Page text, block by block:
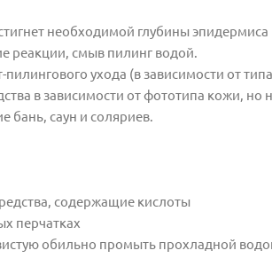
необходимой глубины
реакции, смыв пилинг водой.
ухода (в зависимости от
в зависимости от фототипа кожи, но
бань, саун и соляриев.
содержащие кислоты
перчатках
обильно промыть прохладной